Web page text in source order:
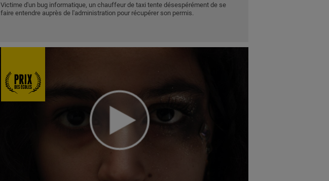
Victime d'un bug informatique, un chauffeur de taxi tente désespérément de se
faire entendre auprès de l'administration pour récupérer son permis.